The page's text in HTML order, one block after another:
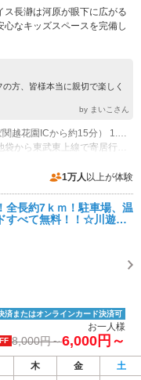
長瀞は河原が眼下に広がる
なキッズスペースを完備し
方、皆様本当に親切で楽しく
by まいこさん
1万人 以上が体験
全長約7ｋｍ！駐車場、温
すべて無料！！☆川遊び
ループにおすすめ☆
済またはオンラインカード決済可
お一人様
8,000円～6,000円～
木 金
土